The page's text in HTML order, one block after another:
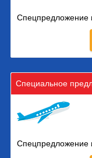
Спецпредложение
Специальное
Спецпредложение